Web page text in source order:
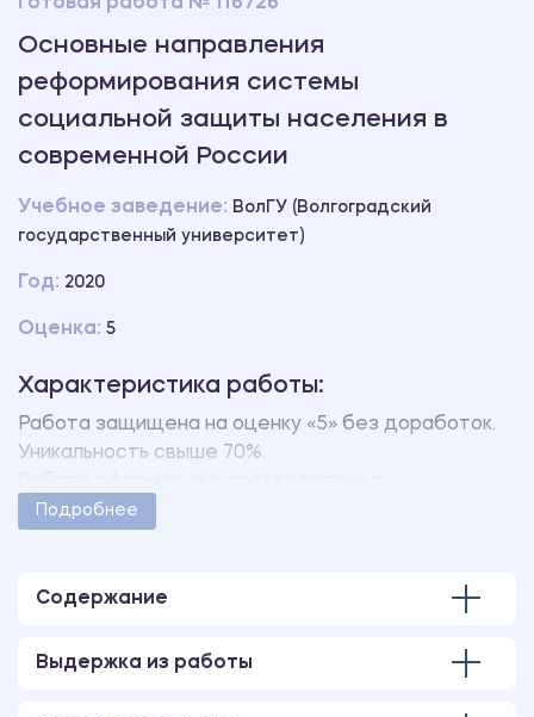
Готовая работа № 116726
Основные направления
реформирования системы
социальной защиты населения в
современной России
Учебное заведение: ВолГУ (Волгоградский
государственный университет)
Год: 2020
Оценка: 5
Характеристика работы:
Работа защищена на оценку «5» без доработок.
Уникальность свыше 70%.
методическими указаниями учебного заведения.
Подробнее
Содержание
Выдержка из работы